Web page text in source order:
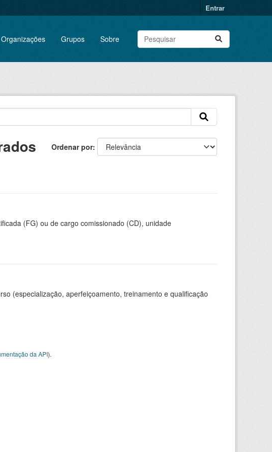
Entrar
Organizações Grupos Sobre
Ordenar por
(FG) ou de cargo comissionado (CD), unidade
(especialização, aperfeiçoamento, treinamento e qualificação
da API).